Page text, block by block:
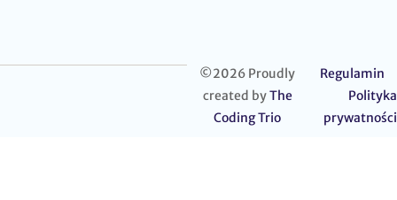
©2026 Proudly
created byThe
Coding Trio
Regulamin
Polityka
prywatności